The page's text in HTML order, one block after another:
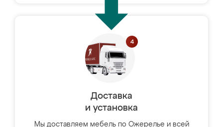
Доставка
и установка
Мы доставляем мебель по Ожерелье и всей